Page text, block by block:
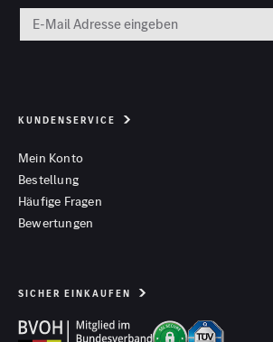
KUNDENSERVICE
Mein Konto
Bestellung
Häufige Fragen
Bewertungen
SICHER EINKAUFEN